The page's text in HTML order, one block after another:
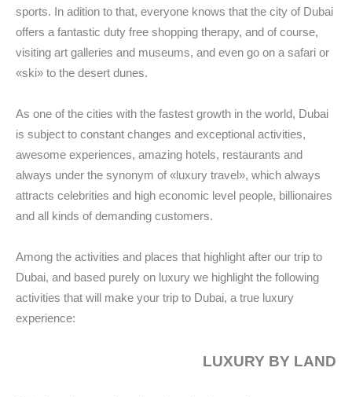
sports. In adition to that, everyone knows that the city of Dubai
offers a fantastic duty free shopping therapy, and of course,
visiting art galleries and museums, and even go on a safari or
«ski» to the desert dunes.
As one of the cities with the fastest growth in the world, Dubai
is subject to constant changes and exceptional activities,
awesome experiences, amazing hotels, restaurants and
always under the synonym of «luxury travel», which always
attracts celebrities and high economic level people, billionaires
and all kinds of demanding customers.
Among the activities and places that highlight after our trip to
Dubai, and based purely on luxury we highlight the following
activities that will make your trip to Dubai, a true luxury
experience:
LUXURY BY LAND